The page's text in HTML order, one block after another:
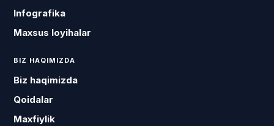
Infografika
Maxsus loyihalar
BIZ HAQIMIZDA
Biz haqimizda
Qoidalar
Maxfiylik